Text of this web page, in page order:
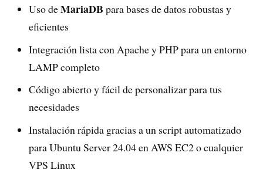
Uso deMariaDB para bases de datos robustas y
eficientes
Integración lista con Apache y PHP para un entorno
LAMP completo
Código abierto y fácil de personalizar para tus
necesidades
Instalación rápida gracias a un script automatizado
para Ubuntu Server 24.04 en AWS EC2 o cualquier
VPS Linux